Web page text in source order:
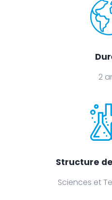
2
Structure
Sciences et